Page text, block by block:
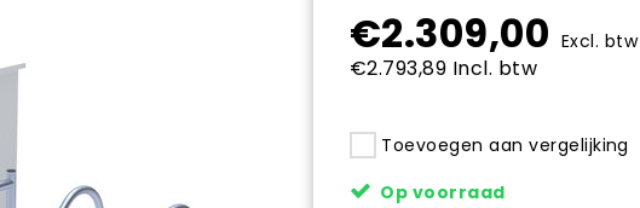
€2.309,00 Excl. btw
€2.793,89 Incl. btw
Toevoegen aan vergelijking
Op voorraad